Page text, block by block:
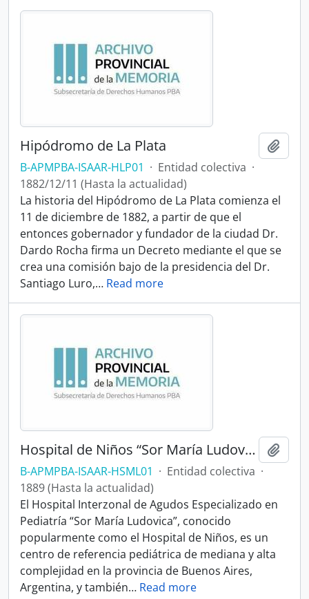
Hipódromo de La Plata
B-APMPBA-ISAAR-HLP01 · Entidad colectiva ·
1882/12/11 (Hasta la actualidad)
La historia del Hipódromo de La Plata comienza el
11 de diciembre de 1882, a partir de que el
entonces gobernador y fundador de la ciudad Dr.
Dardo Rocha firma un Decreto mediante el que se
crea una comisión bajo de la presidencia del Dr.
Santiago Luro,… Read more
Hospital de Niños “Sor María Ludovica”
B-APMPBA-ISAAR-HSML01 · Entidad colectiva ·
1889 (Hasta la actualidad)
El Hospital Interzonal de Agudos Especializado en
Pediatría “Sor María Ludovica”, conocido
popularmente como el Hospital de Niños, es un
centro de referencia pediátrica de mediana y alta
complejidad en la provincia de Buenos Aires,
Argentina, y también… Read more